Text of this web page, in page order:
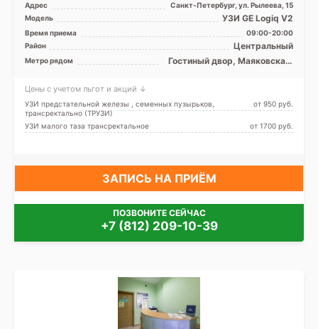
Адрес
Санкт-Петербург, ул. Рылеева, 15
Модель
УЗИ GE Logiq V2
Время приема
09:00-20:00
Район
Центральный
Метро рядом
Гостиный двор, Маяковская,
Цены с учетом льгот и акций ↓
УЗИ предстательной железы , семенных пузырьков,
трансректально (ТРУЗИ)
от 950 pуб.
УЗИ малого таза трансректальное от 1700 pуб.
ЗАПИСЬ НА ПРИЁМ
ПОЗВОНИТЕ СЕЙЧАС
+7 (812) 209-10-39